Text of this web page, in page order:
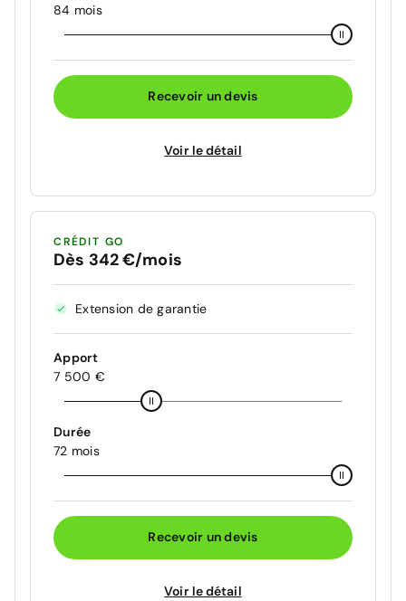
84 mois
Recevoir un devis
Voir le détail
CRÉDIT GO
Dès 342 €/mois
Extension de garantie
Apport
7 500 €
Durée
72 mois
Recevoir un devis
Voir le détail